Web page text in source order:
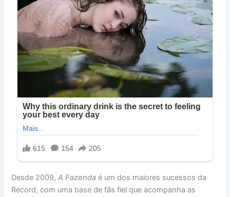
Desde 2009,A Fazenda é um dos maiores sucessos da
Record, com uma base de fãs fiel que acompanha as